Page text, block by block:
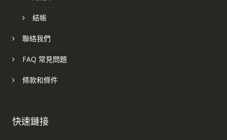
結帳
聯絡我們
FAQ 常見問題
條款和條件
快速鏈接